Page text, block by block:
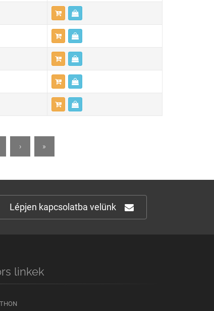
› »
Lépjen kapcsolatba velünk
linkek